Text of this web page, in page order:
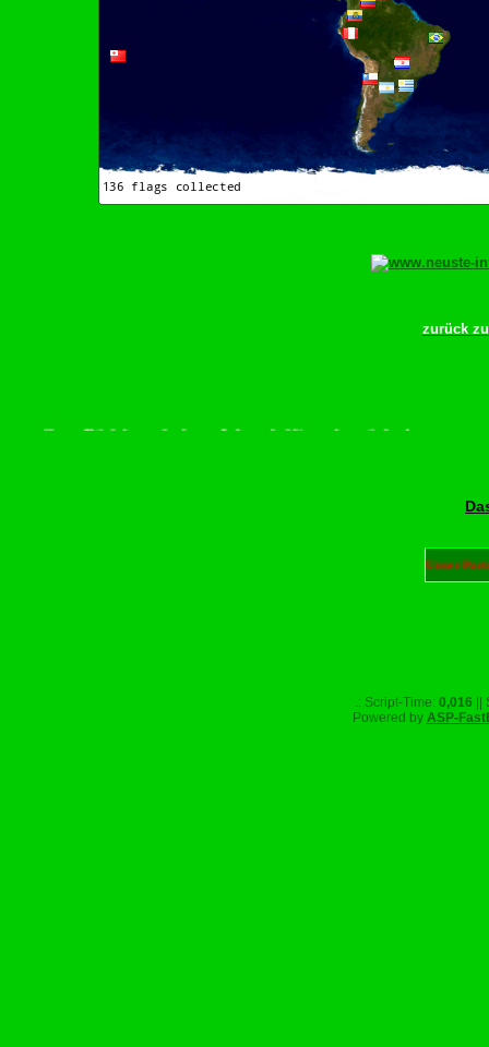
zurück
drehen–Wurschdfingr bewächn!
Unser
.: Script-Time: 0,016
Powered by ASP-